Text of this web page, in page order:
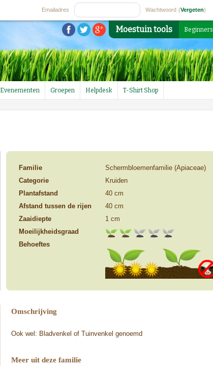
(Vergeten)
Emailadres Wachtwoord
Moestuin tools Beginners
Evenementen Groepen Helpdesk T-Shirt Shop
Familie
Schermbloemenfamilie (Apiaceae)
Categorie
Kruiden
Plantafstand
40 cm
Afstand tussen de rijen
40 cm
Zaaidiepte
1 cm
Moeilijkheidsgraad
Behoeftes
Omschrijving
Ook wel: Bladvenkel of Tuinvenkel genoemd
Meer uit deze familie